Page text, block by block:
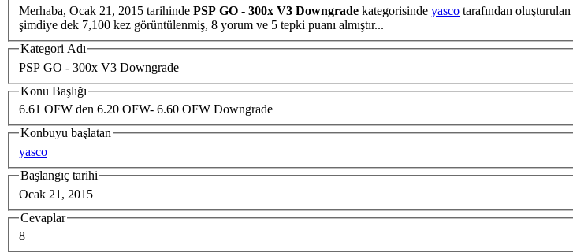
Merhaba, Ocak 21, 2015 tarihinde PSP GO - 300x V3 Downgrade kategorisinde yasco tarafından oluşturulan
şimdiye dek 7,100 kez görüntülenmiş, 8 yorum ve 5 tepki puanı almıştır...
Kategori Adı
PSP GO - 300x V3 Downgrade
Konu Başlığı
6.61 OFW den 6.20 OFW- 6.60 OFW Downgrade
Konbuyu başlatan
yasco
Başlangıç tarihi
Ocak 21, 2015
Cevaplar
8